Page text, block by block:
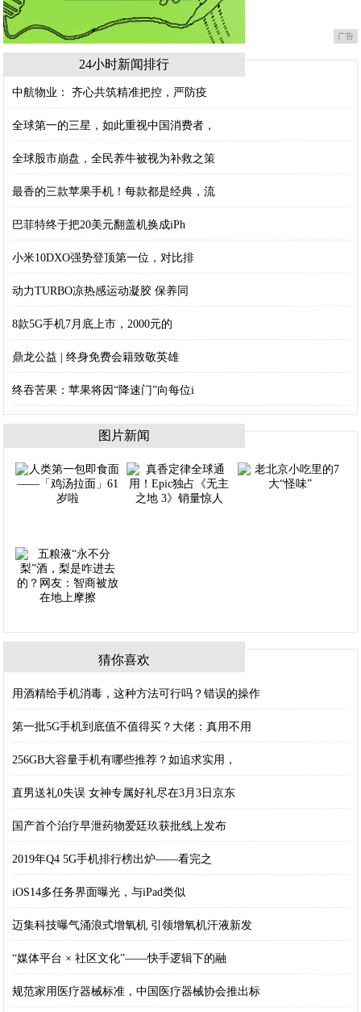
广告
24小时新闻排行
中航物业： 齐心共筑精准把控，严防疫
全球第一的三星，如此重视中国消费者，
全球股市崩盘，全民养牛被视为补救之策
最香的三款苹果手机！每款都是经典，流
巴菲特终于把20美元翻盖机换成iPh
小米10DXO强势登顶第一位，对比排
动力TURBO凉热感运动凝胶 保养同
8款5G手机7月底上市，2000元的
鼎龙公益 | 终身免费会籍致敬英雄
终吞苦果：苹果将因“降速门”向每位i
图片新闻
猜你喜欢
用酒精给手机消毒，这种方法可行吗？错误的操作
第一批5G手机到底值不值得买？大佬：真用不用
256GB大容量手机有哪些推荐？如追求实用，
直男送礼0失误 女神专属好礼尽在3月3日京东
国产首个治疗早泄药物爱廷玖获批线上发布
2019年Q4 5G手机排行榜出炉——看完之
iOS14多任务界面曝光，与iPad类似
迈集科技曝气涌浪式增氧机 引领增氧机汗液新发
“媒体平台 × 社区文化”——快手逻辑下的融
规范家用医疗器械标准，中国医疗器械协会推出标